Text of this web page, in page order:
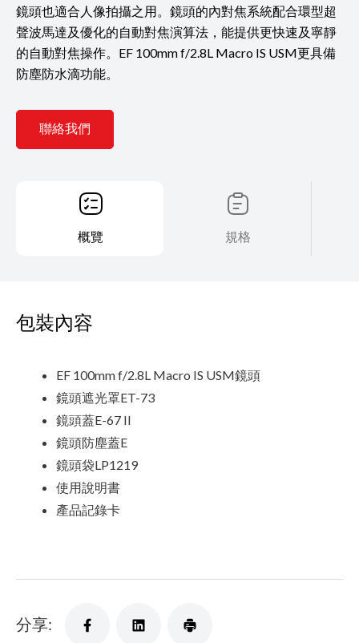
鏡頭也適合人像拍攝之用。鏡頭的內對焦系統配合環型超
聲波馬達及優化的自動對焦演算法，能提供更快速及寧靜
的自動對焦操作。EF 100mm f/2.8L Macro IS USM更具備
防塵防水滴功能。
聯絡我們
概覽 規格
包裝內容
EF 100mm f/2.8L Macro IS USM鏡頭
鏡頭遮光罩ET-73
鏡頭蓋E-67 II
鏡頭防塵蓋E
鏡頭袋LP1219
使用說明書
產品記錄卡
分享: